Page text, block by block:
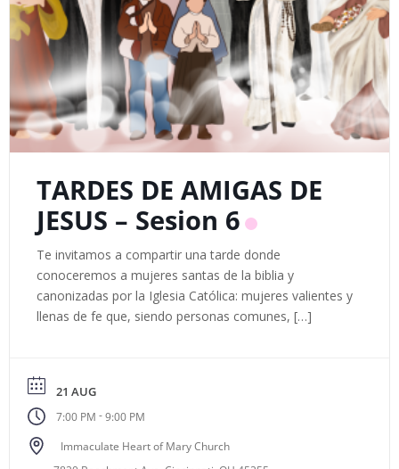
TARDES DE AMIGAS DE
JESUS – Sesion 6
Te invitamos a compartir una tarde donde
conoceremos a mujeres santas de la biblia y
canonizadas por la Iglesia Católica: mujeres valientes y
llenas de fe que, siendo personas comunes, […]
21 AUG
7:00 PM -9:00 PM
Immaculate Heart of Mary Church